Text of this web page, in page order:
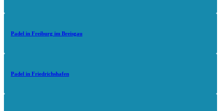
Padel in Freiburg im Breisgau
Padel in Friedrichshafen